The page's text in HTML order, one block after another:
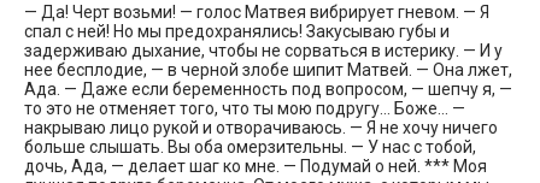
— Да! Черт возьми! — голос Матвея вибрирует гневом. — Я
спал с ней! Но мы предохранялись! Закусываю губы и
задерживаю дыхание, чтобы не сорваться в истерику. — И у
нее бесплодие, — в черной злобе шипит Матвей. — Она лжет,
Ада. — Даже если беременность под вопросом, — шепчу я, —
то это не отменяет того, что ты мою подругу… Боже… —
накрываю лицо рукой и отворачиваюсь. — Я не хочу ничего
больше слышать. Вы оба омерзительны. — У нас с тобой,
дочь, Ада, — делает шаг ко мне. — Подумай о ней. *** Моя